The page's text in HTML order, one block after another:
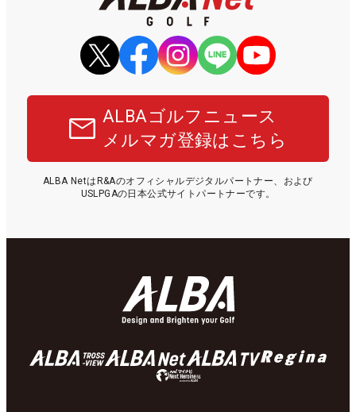
ALBAゴルフニュース
メルマガ登録はこちら
ALBA NetはR&Aのオフィシャルデジタルパートナー、および
USLPGAの日本公式サイトパートナーです。